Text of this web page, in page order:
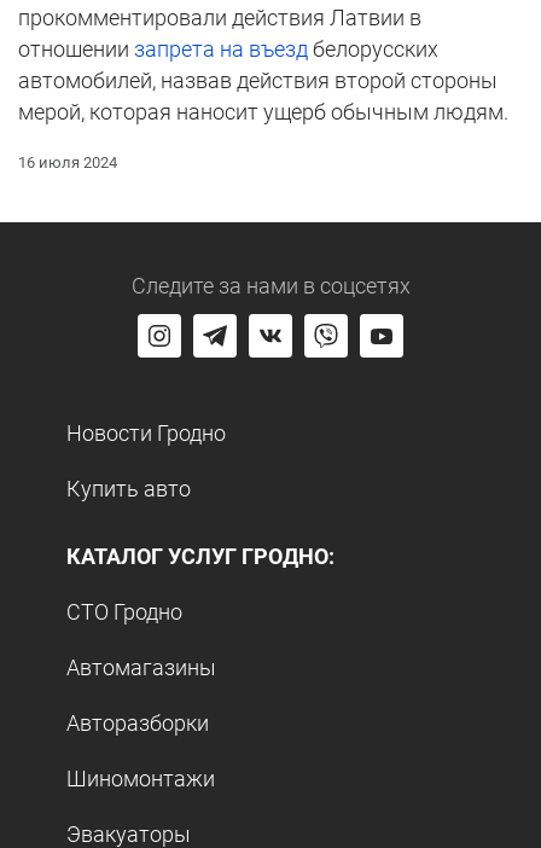
прокомментировали действия Латвии в
отношении запрета на въезд белорусских
автомобилей, назвав действия второй стороны
мерой, которая наносит ущерб обычным людям.
16 июля 2024
Следите за нами в соцсетях
Новости Гродно
Купить авто
КАТАЛОГ УСЛУГ ГРОДНО:
СТО Гродно
Автомагазины
Авторазборки
Шиномонтажи
Эвакуаторы